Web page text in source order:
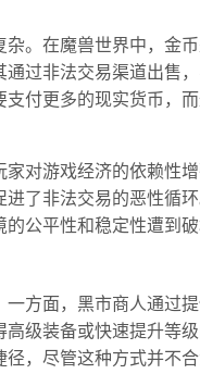
。在魔兽世界中，金
过非法交易渠道出售
付更多的现实货币，
对游戏经济的依赖性
了非法交易的恶性循
公平性和稳定性遭到破
方面，黑市商人通过
级装备或快速提升等
，尽管这种方式并不合